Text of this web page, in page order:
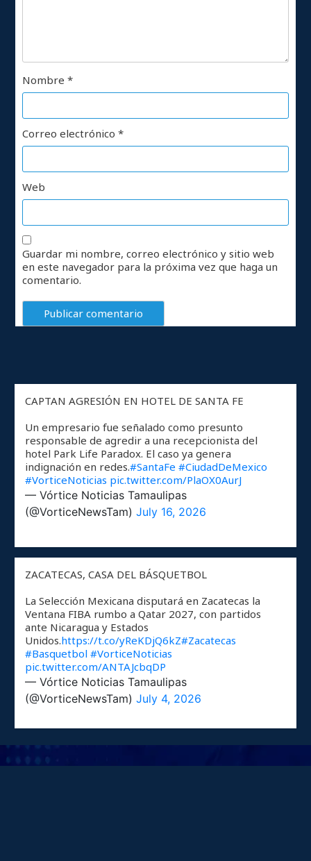
Nombre*
Correo electrónico*
Web
Guardar mi nombre, correo electrónico y sitio web
en este navegador para la próxima vez que haga un
comentario.
CAPTAN AGRESIÓN EN HOTEL DE SANTA FE
Un empresario fue señalado como presunto
responsable de agredir a una recepcionista del
hotel Park Life Paradox. El caso ya genera
indignación en redes.#SantaFe #CiudadDeMexico
#VorticeNoticias pic.twitter.com/PlaOX0AurJ
— Vórtice Noticias Tamaulipas
(@VorticeNewsTam)July 16, 2026
ZACATECAS, CASA DEL BÁSQUETBOL
La Selección Mexicana disputará en Zacatecas la
Ventana FIBA rumbo a Qatar 2027, con partidos
ante Nicaragua y Estados
Unidos.https://t.co/yReKDjQ6kZ#Zacatecas
#Basquetbol #VorticeNoticias
pic.twitter.com/ANTAJcbqDP
— Vórtice Noticias Tamaulipas
(@VorticeNewsTam)July 4, 2026